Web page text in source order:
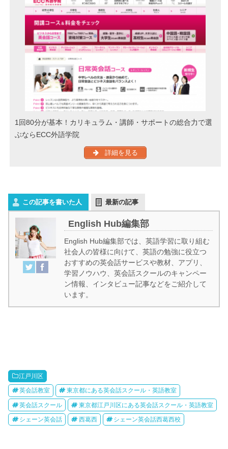
1回80分が基本！カリキュラム・講師・サポートの総合力で選
ぶならECC外語学院
詳細を見る
この記事を書いた人 最新の記事
English Hub編集部
English Hub編集部では、英語学習に取り組む
社会人の皆様に向けて、英語の勉強に役立つ
おすすめの英会話サービスや教材、アプリ、
学習ノウハウ、英会話スクールのキャンペー
ン情報、インタビュー記事などをご紹介して
います。
江戸川区
英会話教室 東京都にある英会話スクール・英語教室
英会話スクール 東京都江戸川区にある英会話スクール・英語教室
シェーン英会話 西葛西 シェーン英会話西葛西校